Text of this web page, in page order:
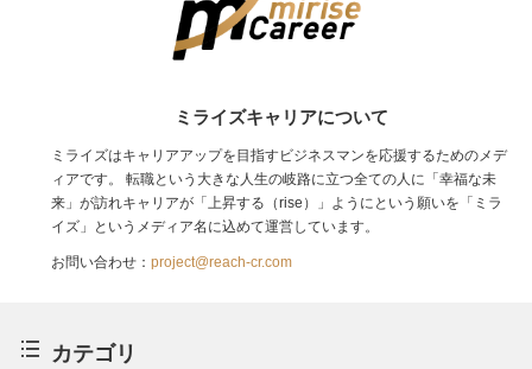
ミライズキャリアについて
ミライズはキャリアアップを目指すビジネスマンを応援するためのメデ
ィアです。 転職という大きな人生の岐路に立つ全ての人に「幸福な未
来」が訪れキャリアが「上昇する（rise）」ようにという願いを「ミラ
イズ」というメディア名に込めて運営しています。
お問い合わせ： project@reach-cr.com
カテゴリ